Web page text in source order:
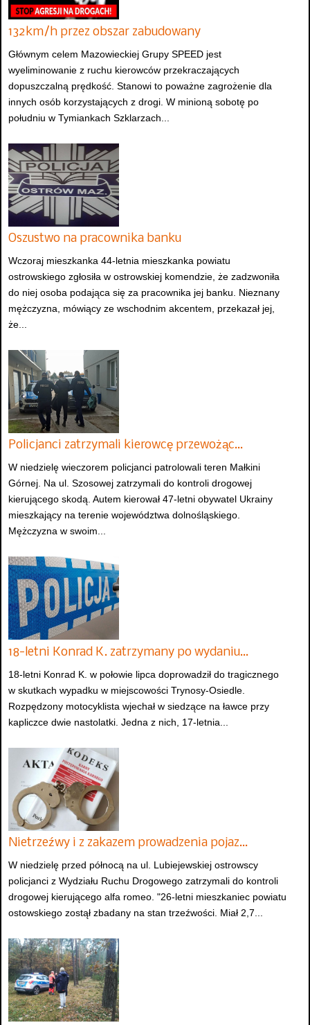
132km/h przez obszar zabudowany
Głównym celem Mazowieckiej Grupy SPEED jest
wyeliminowanie z ruchu kierowców przekraczających
dopuszczalną prędkość. Stanowi to poważne zagrożenie dla
innych osób korzystających z drogi. W minioną sobotę po
południu w Tymiankach Szklarzach...
Oszustwo na pracownika banku
Wczoraj mieszkanka 44-letnia mieszkanka powiatu
ostrowskiego zgłosiła w ostrowskiej komendzie, że zadzwoniła
do niej osoba podająca się za pracownika jej banku. Nieznany
mężczyzna, mówiący ze wschodnim akcentem, przekazał jej,
że...
Policjanci zatrzymali kierowcę przewożąc…
W niedzielę wieczorem policjanci patrolowali teren Małkini
Górnej. Na ul. Szosowej zatrzymali do kontroli drogowej
kierującego skodą. Autem kierował 47-letni obywatel Ukrainy
mieszkający na terenie województwa dolnośląskiego.
Mężczyzna w swoim...
18-letni Konrad K. zatrzymany po wydaniu…
18-letni Konrad K. w połowie lipca doprowadził do tragicznego
w skutkach wypadku w miejscowości Trynosy-Osiedle.
Rozpędzony motocyklista wjechał w siedzące na ławce przy
kapliczce dwie nastolatki. Jedna z nich, 17-letnia...
Nietrzeźwy i z zakazem prowadzenia pojaz…
W niedzielę przed północą na ul. Lubiejewskiej ostrowscy
policjanci z Wydziału Ruchu Drogowego zatrzymali do kontroli
drogowej kierującego alfa romeo. "26-letni mieszkaniec powiatu
ostowskiego zostął zbadany na stan trzeźwości. Miał 2,7...